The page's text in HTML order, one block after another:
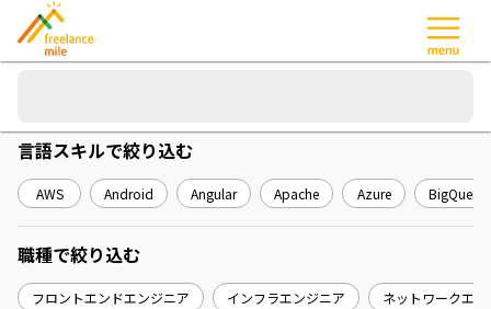
言語スキルで絞り込む
AWS Android Angular Apache Azure BigQuery
職種で絞り込む
フロントエンドエンジニア インフラエンジニア ネットワークエ